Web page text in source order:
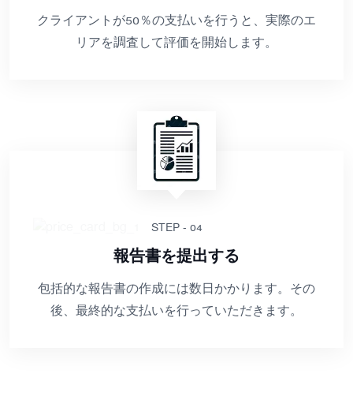
クライアントが50％の支払いを行うと、実際のエ
リアを調査して評価を開始します。
STEP - 04
報告書を提出する
包括的な報告書の作成には数日かかります。その
後、最終的な支払いを行っていただきます。